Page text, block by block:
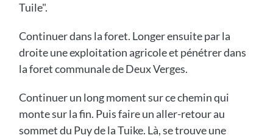
Tuile".
Continuer dans la foret. Longer ensuite par la
droite une exploitation agricole et pénétrer dans
la foret communale de Deux Verges.
Continuer un long moment sur ce chemin qui
monte sur la fin. Puis faire un aller-retour au
sommet du Puy de la Tuike. Là, se trouve une